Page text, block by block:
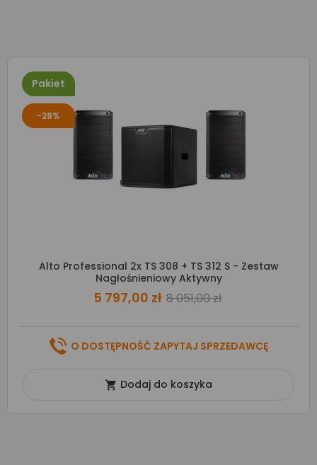
Pakiet
-28%
Alto Professional 2x TS 308 + TS 312 S - Zestaw
Nagłośnieniowy Aktywny
5 797,00 zł 8 051,00 zł
O DOSTĘPNOŚĆ ZAPYTAJ SPRZEDAWCĘ
 Dodaj do koszyka